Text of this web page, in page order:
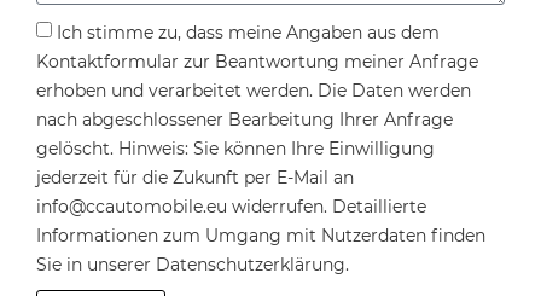
Ich stimme zu, dass meine Angaben aus dem
Kontaktformular zur Beantwortung meiner Anfrage
erhoben und verarbeitet werden. Die Daten werden
nach abgeschlossener Bearbeitung Ihrer Anfrage
gelöscht. Hinweis: Sie können Ihre Einwilligung
jederzeit für die Zukunft per E-Mail an
info@ccautomobile.eu widerrufen. Detaillierte
Informationen zum Umgang mit Nutzerdaten finden
Sie in unserer Datenschutzerklärung.